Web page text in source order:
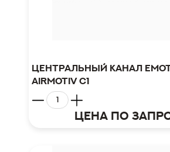
Центральный канал
Airmotiv C1
Цена по